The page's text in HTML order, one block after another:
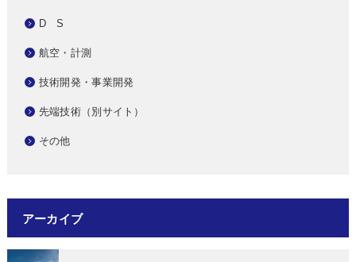
D S
航空・計測
技術開発・事業開発
先端技術（別サイト）
その他
アーカイブ